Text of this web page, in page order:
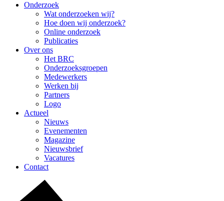
Onderzoek
Wat onderzoeken wij?
Hoe doen wij onderzoek?
Online onderzoek
Publicaties
Over ons
Het BRC
Onderzoeksgroepen
Medewerkers
Werken bij
Partners
Logo
Actueel
Nieuws
Evenementen
Magazine
Nieuwsbrief
Vacatures
Contact